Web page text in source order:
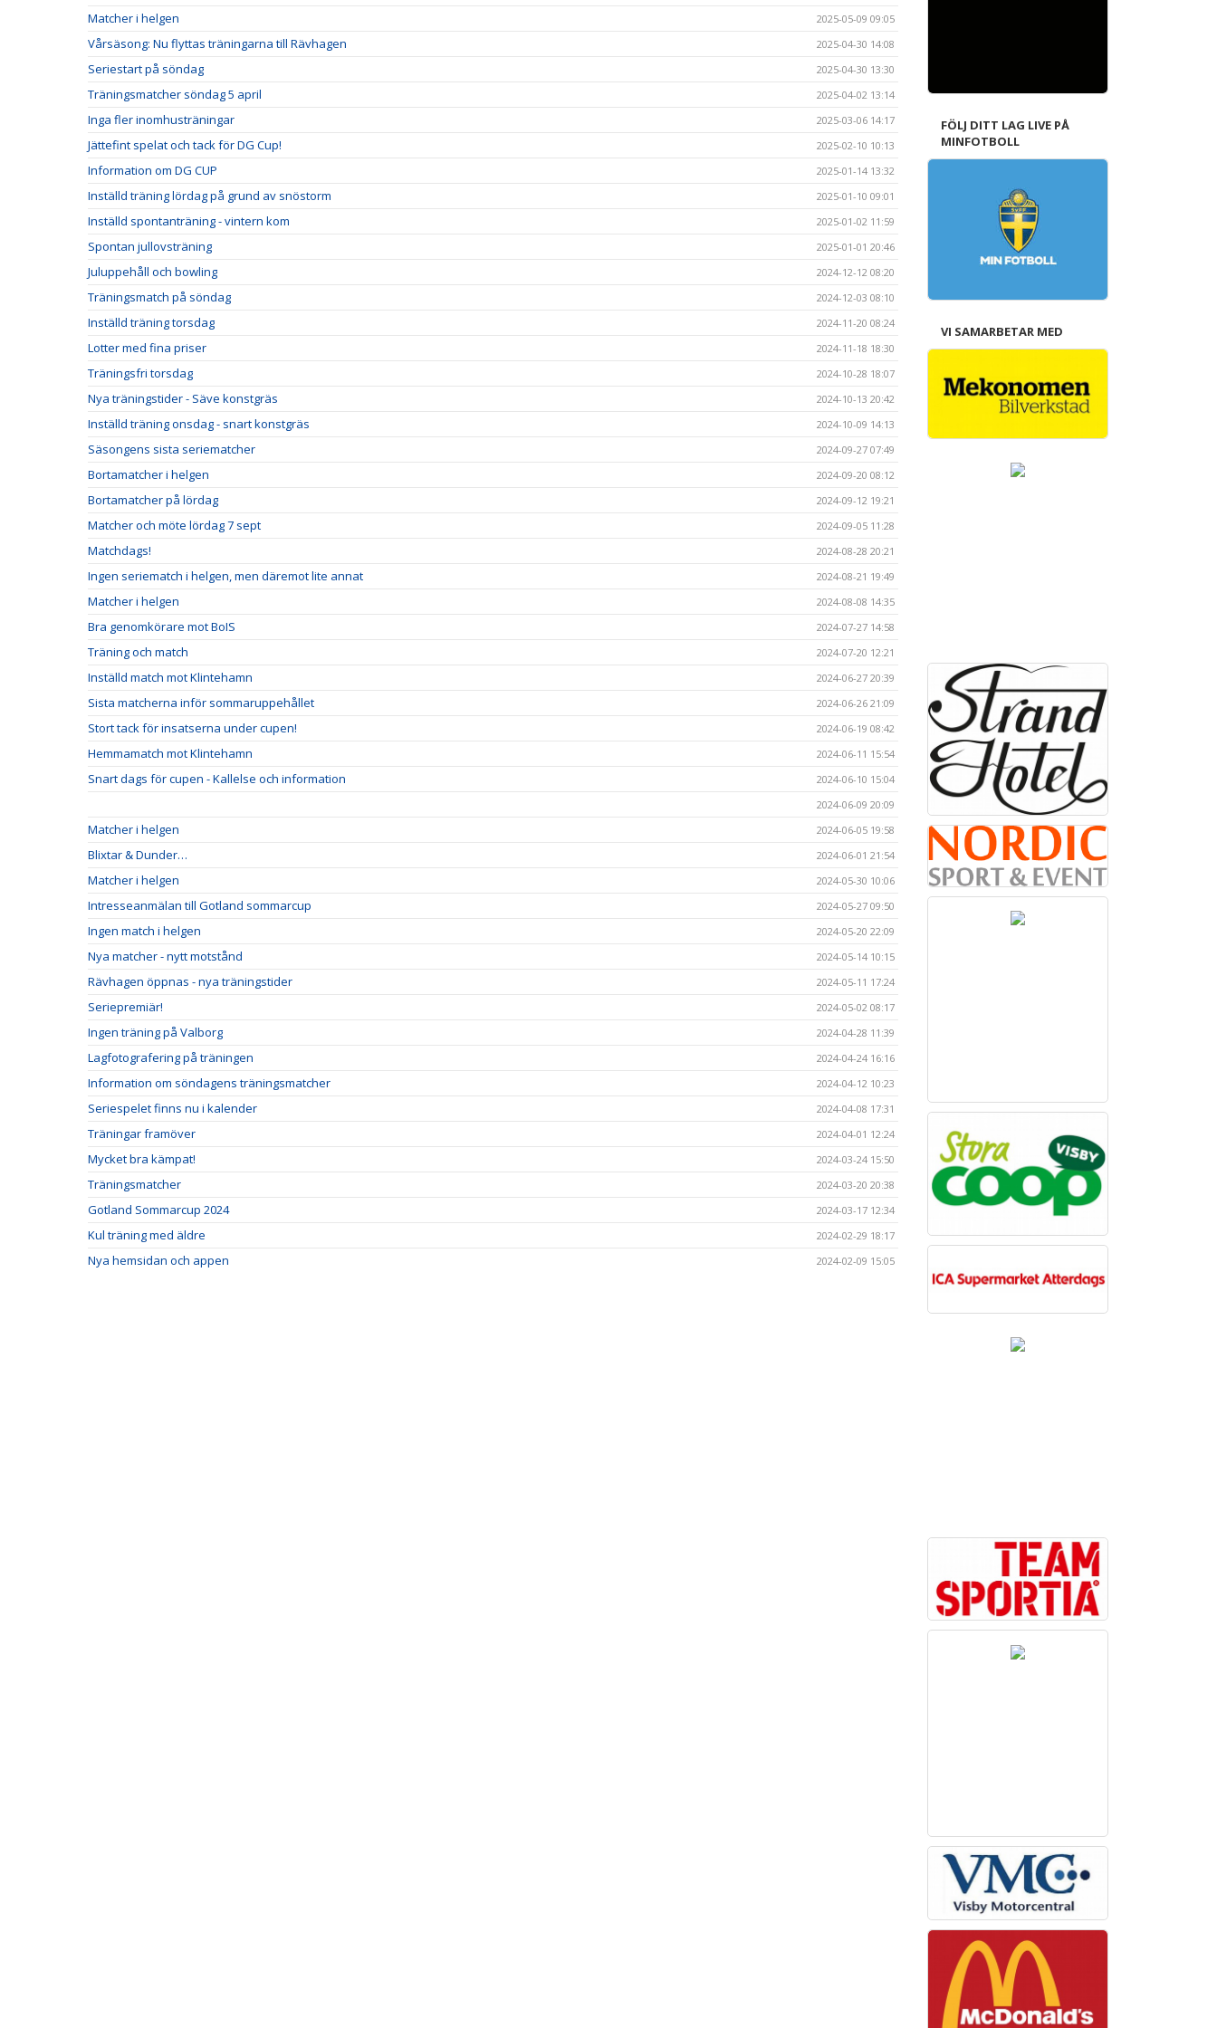
Matcher i helgen 2025-05-09 09:05
Vårsäsong: Nu flyttas träningarna till Rävhagen 2025-04-30 14:08
Seriestart på söndag 2025-04-30 13:30
Träningsmatcher söndag 5 april 2025-04-02 13:14
Inga fler inomhusträningar 2025-03-06 14:17
Jättefint spelat och tack för DG Cup! 2025-02-10 10:13
Information om DG CUP 2025-01-14 13:32
Inställd träning lördag på grund av snöstorm 2025-01-10 09:01
Inställd spontanträning - vintern kom 2025-01-02 11:59
Spontan jullovsträning 2025-01-01 20:46
Juluppehåll och bowling 2024-12-12 08:20
Träningsmatch på söndag 2024-12-03 08:10
Inställd träning torsdag 2024-11-20 08:24
Lotter med fina priser 2024-11-18 18:30
Träningsfri torsdag 2024-10-28 18:07
Nya träningstider - Säve konstgräs 2024-10-13 20:42
Inställd träning onsdag - snart konstgräs 2024-10-09 14:13
Säsongens sista seriematcher 2024-09-27 07:49
Bortamatcher i helgen 2024-09-20 08:12
Bortamatcher på lördag 2024-09-12 19:21
Matcher och möte lördag 7 sept 2024-09-05 11:28
Matchdags! 2024-08-28 20:21
Ingen seriematch i helgen, men däremot lite annat 2024-08-21 19:49
Matcher i helgen 2024-08-08 14:35
Bra genomkörare mot BoIS 2024-07-27 14:58
Träning och match 2024-07-20 12:21
Inställd match mot Klintehamn 2024-06-27 20:39
Sista matcherna inför sommaruppehållet 2024-06-26 21:09
Stort tack för insatserna under cupen! 2024-06-19 08:42
Hemmamatch mot Klintehamn 2024-06-11 15:54
Snart dags för cupen - Kallelse och information
2024-06-10 15:04
2024-06-09 20:09
Matcher i helgen 2024-06-05 19:58
Blixtar & Dunder… 2024-06-01 21:54
Matcher i helgen 2024-05-30 10:06
Intresseanmälan till Gotland sommarcup 2024-05-27 09:50
Ingen match i helgen 2024-05-20 22:09
Nya matcher - nytt motstånd 2024-05-14 10:15
Rävhagen öppnas - nya träningstider 2024-05-11 17:24
Seriepremiär! 2024-05-02 08:17
Ingen träning på Valborg 2024-04-28 11:39
Lagfotografering på träningen 2024-04-24 16:16
Information om söndagens träningsmatcher 2024-04-12 10:23
Seriespelet finns nu i kalender 2024-04-08 17:31
Träningar framöver 2024-04-01 12:24
Mycket bra kämpat! 2024-03-24 15:50
Träningsmatcher 2024-03-20 20:38
Gotland Sommarcup 2024 2024-03-17 12:34
Kul träning med äldre 2024-02-29 18:17
Nya hemsidan och appen 2024-02-09 15:05
FÖLJ DITT LAG LIVE PÅ
MINFOTBOLL
VI SAMARBETAR MED